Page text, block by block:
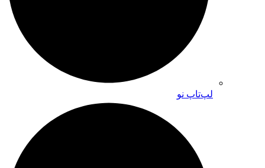
لپ‌تاپ نو